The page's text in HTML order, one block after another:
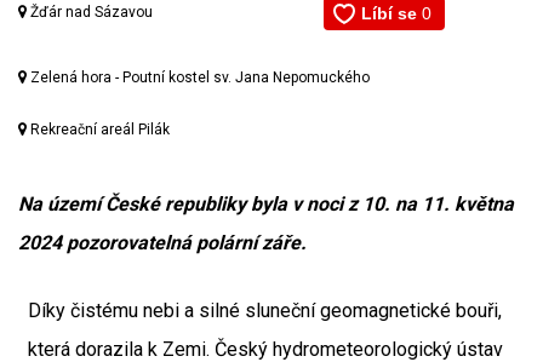
Žďár nad Sázavou
Zelená hora - Poutní kostel sv. Jana Nepomuckého
Rekreační areál Pilák
Na území České republiky byla v noci z 10. na 11. května
2024 pozorovatelná polární záře.
Díky čistému nebi a silné sluneční geomagnetické bouři,
která dorazila k Zemi. Český hydrometeorologický ústav